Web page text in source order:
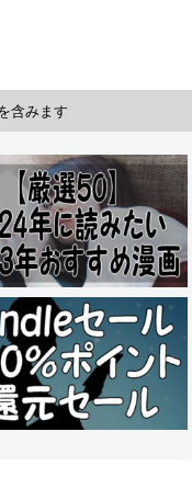
含みます